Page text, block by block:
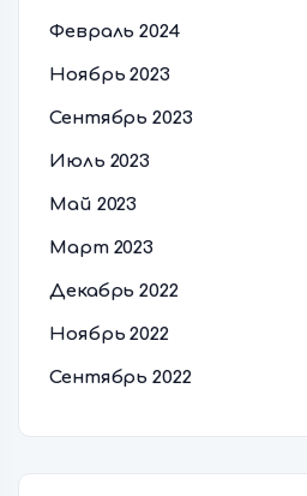
Февраль 2024
Ноябрь 2023
Сентябрь 2023
Июль 2023
Май 2023
Март 2023
Декабрь 2022
Ноябрь 2022
Сентябрь 2022